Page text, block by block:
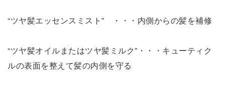
“ツヤ髪エッセンスミスト” ・・・内側からの髪を補修
“ツヤ髪オイルまたはツヤ髪ミルク”・・・キューティク
ルの表面を整えて髪の内側を守る